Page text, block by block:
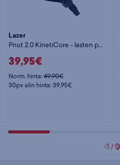
Lazer
Pnut 2.0 KinetiCore - lasten pyöräilykypärä
39,95€
Norm. hinta:49,90€
30pv alin hinta: 39,95€
1 /5